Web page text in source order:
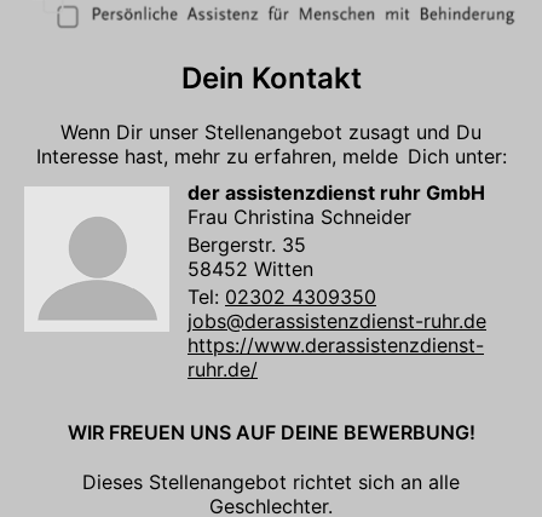
Dein Kontakt
Wenn Dir unser Stellenangebot zusagt und Du
Interesse hast, mehr zu erfahren, melde Dich unter:
der assistenzdienst ruhr GmbH
Frau Christina Schneider
Bergerstr. 35
58452 Witten
Tel: 02302 4309350
jobs@derassistenzdienst-ruhr.de
https://www.derassistenzdienst-
ruhr.de/
WIR FREUEN UNS AUF DEINE BEWERBUNG!
Dieses Stellenangebot richtet sich an alle
Geschlechter.